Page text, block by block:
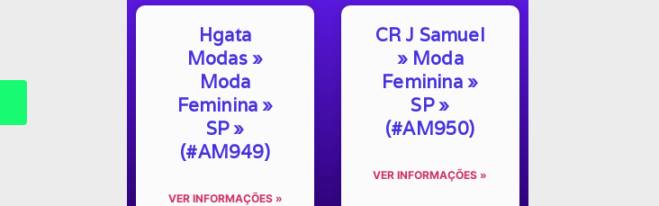
Hgata
Modas »
Moda
Feminina »
SP »
(#AM949)
VER INFORMAÇÕES »
CR J Samuel
» Moda
Feminina »
SP »
(#AM950)
VER INFORMAÇÕES »